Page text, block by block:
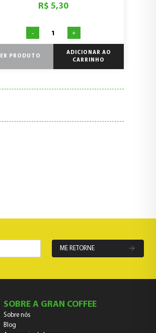
R$ 5,30
- +
PRODUTO
ADICIONAR AO
CARRINHO
ME RETORNE
SOBRE A GRAN COFFEE
Sobre nós
Blog